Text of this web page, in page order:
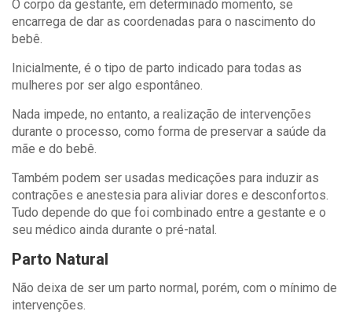
O corpo da gestante, em determinado momento, se
encarrega de dar as coordenadas para o nascimento do
bebê.
Inicialmente, é o tipo de parto indicado para todas as
mulheres por ser algo espontâneo.
Nada impede, no entanto, a realização de intervenções
durante o processo, como forma de preservar a saúde da
mãe e do bebê.
Também podem ser usadas medicações para induzir as
contrações e anestesia para aliviar dores e desconfortos.
Tudo depende do que foi combinado entre a gestante e o
seu médico ainda durante o pré-natal.
Parto Natural
Não deixa de ser um parto normal, porém, com o mínimo de
intervenções.